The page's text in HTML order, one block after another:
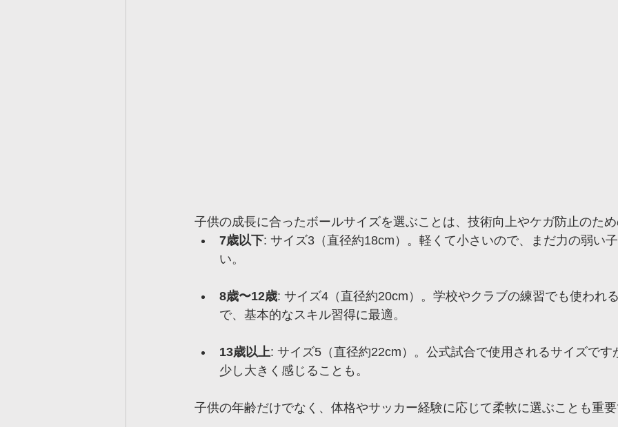
子供の成長に合ったボールサイズを選ぶことは、技術向上やケガ防止のた
7歳以下: サイズ3（直径約18cm）。軽くて小さいので、まだ力の弱い
い。
8歳〜12歳: サイズ4（直径約20cm）。学校やクラブの練習でも使われ
で、基本的なスキル習得に最適。
13歳以上: サイズ5（直径約22cm）。公式試合で使用されるサイズです
少し大きく感じることも。
子供の年齢だけでなく、体格やサッカー経験に応じて柔軟に選ぶことも重